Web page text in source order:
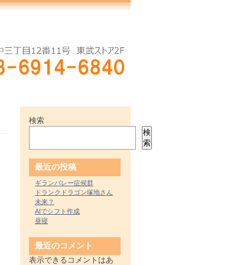
検索
検
索
最近の投稿
ギランバレー症候群
ドランクドラゴン塚地さん
未来？
AIでシフト作成
昼寝
最近のコメント
表示できるコメントはあ